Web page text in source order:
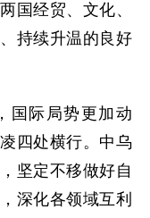
国经贸、文化、
持续升温的良好
国际局势更加动
四处横行。中乌
坚定不移做好自
深化各领域互利